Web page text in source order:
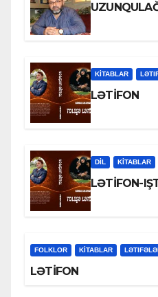
KİTABLAR
LƏTİFON
DİL KİTABLAR
LƏTİFON-
FOLKLOR KİTABLAR
LƏTİFON